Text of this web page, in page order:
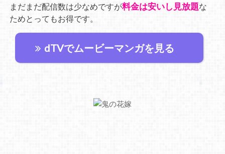
まだまだ配信数は少なめですが料金は安いし見放題な
ためとってもお得です。
dTVでムービーマンガを見る